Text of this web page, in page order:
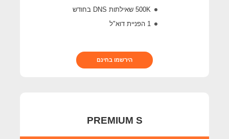
500K שאילתות DNS בחודש
1 הפניית דוא"ל
הירשמו בחינם
PREMIUM S